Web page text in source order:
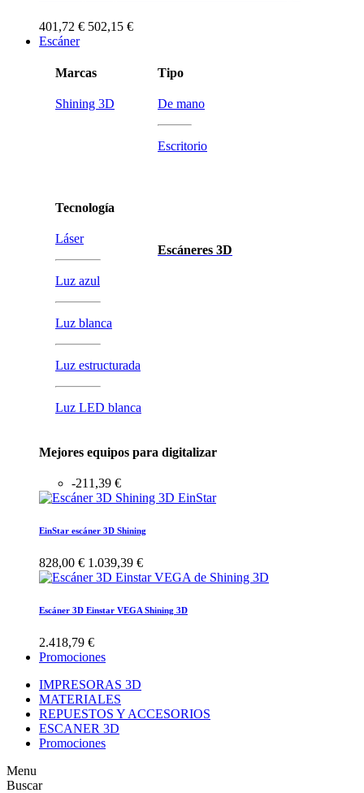
401,72 € 502,15 €
Escáner
Marcas
Shining 3D
Tecnología
Láser
Luz azul
Luz blanca
Luz estructurada
Luz LED blanca
Tipo
De mano
Escritorio
Escáneres 3D
Mejores equipos para digitalizar
-211,39 €
EinStar escáner 3D Shining
828,00 € 1.039,39 €
Escáner 3D Einstar VEGA Shining 3D
2.418,79 €
Promociones
IMPRESORAS 3D
MATERIALES
REPUESTOS Y ACCESORIOS
ESCANER 3D
Promociones
Menu
Buscar